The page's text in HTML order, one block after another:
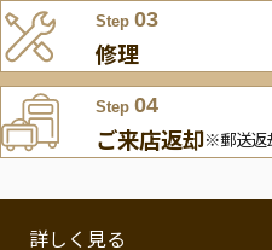
Step 03
修理
Step 04
ご来店返却※郵送返
詳しく見る